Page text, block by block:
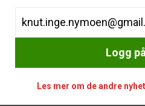
Logg
Les mer om de andre